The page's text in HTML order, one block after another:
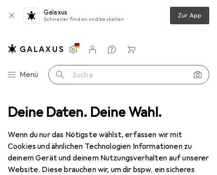
Deine Daten. Deine Wahl.
Wenn du nur das Nötigste wählst, erfassen wir mit
Cookies und ähnlichen Technologien Informationen zu
deinem Gerät und deinem Nutzungsverhalten auf unserer
Website. Diese brauchen wir, um dir bspw. ein sicheres
Galaxus
Schneller finden und bestellen Zur App
Navigation nach Kategorien
Menü Suche
Einstellungen
Kundenkonto
Vergleichslisten
Merklisten
Warenkorb
Büro + Schreibwaren Medien Bücher
Schulbücher
Produkte Forum